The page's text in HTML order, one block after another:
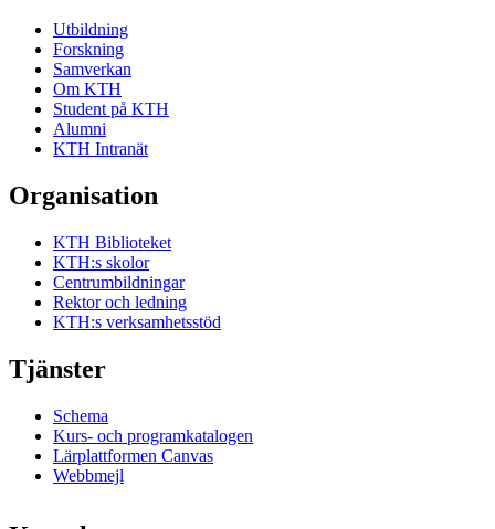
Utbildning
Forskning
Samverkan
Om KTH
Student på KTH
Alumni
KTH Intranät
Organisation
KTH Biblioteket
KTH:s skolor
Centrumbildningar
Rektor och ledning
KTH:s verksamhetsstöd
Tjänster
Schema
Kurs- och programkatalogen
Lärplattformen Canvas
Webbmejl